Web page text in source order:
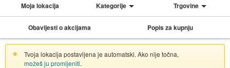
Moja lokacija Kategorije Trgovine
Obavijesti o akcijama Popis za kupnju
Tvoja lokacija postavljena je automatski. Ako nije točna,
možeš ju promijeniti.